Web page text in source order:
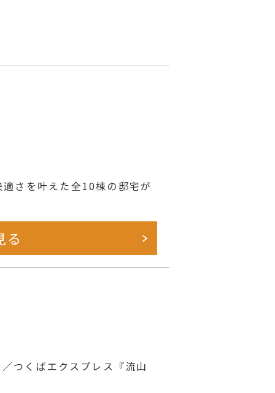
さを叶えた全10棟の邸宅が
る
つくばエクスプレス『流山